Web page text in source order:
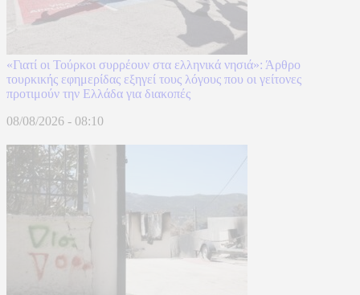
«Γιατί οι Τούρκοι συρρέουν στα ελληνικά νησιά»: Άρθρο
τουρκικής εφημερίδας εξηγεί τους λόγους που οι γείτονες
προτιμούν την Ελλάδα για διακοπές
08/08/2026 - 08:10